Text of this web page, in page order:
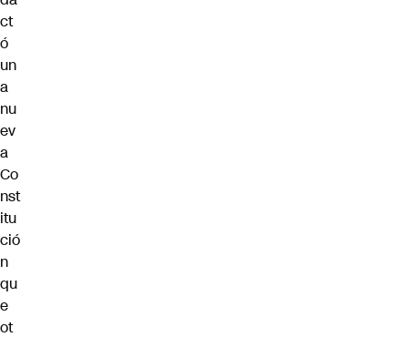
ct
ó
un
a
nu
ev
a
Co
nst
itu
ció
n
qu
e
ot